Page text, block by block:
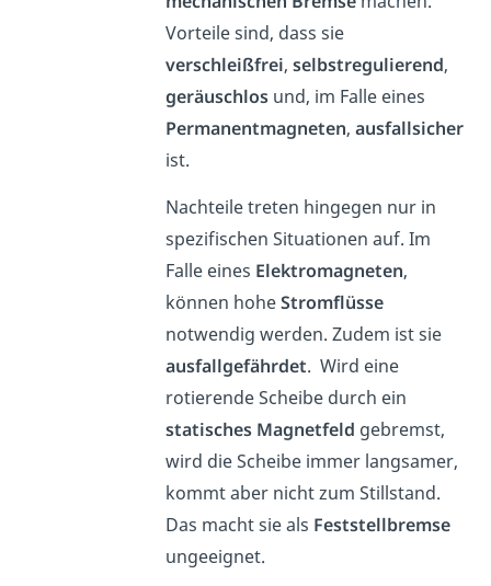
Vorteile sind, dass sie
verschleißfrei, selbstregulierend,
geräuschlosund, im Falle eines
Permanentmagneten, ausfallsicher
ist.
Nachteile treten hingegen nur in
spezifischen Situationen auf. Im
Falle eines Elektromagneten,
können hoheStromflüsse
notwendig werden. Zudem ist sie
ausfallgefährdet. Wird eine
rotierende Scheibe durch ein
statisches Magnetfeld gebremst,
wird die Scheibe immer langsamer,
kommt aber nicht zum Stillstand.
Das macht sie als Feststellbremse
ungeeignet.